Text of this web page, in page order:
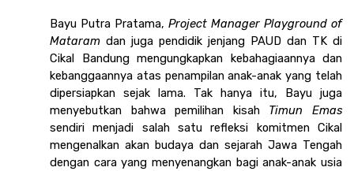
Bayu Putra Pratama, Project Manager Playground of
Mataram dan juga pendidik jenjang PAUD dan TK di
Cikal Bandung mengungkapkan kebahagiaannya dan
kebanggaannya atas penampilan anak-anak yang telah
dipersiapkan sejak lama. Tak hanya itu, Bayu juga
menyebutkan bahwa pemilihan kisah Timun Emas
sendiri menjadi salah satu refleksi komitmen Cikal
mengenalkan akan budaya dan sejarah Jawa Tengah
dengan cara yang menyenangkan bagi anak-anak usia